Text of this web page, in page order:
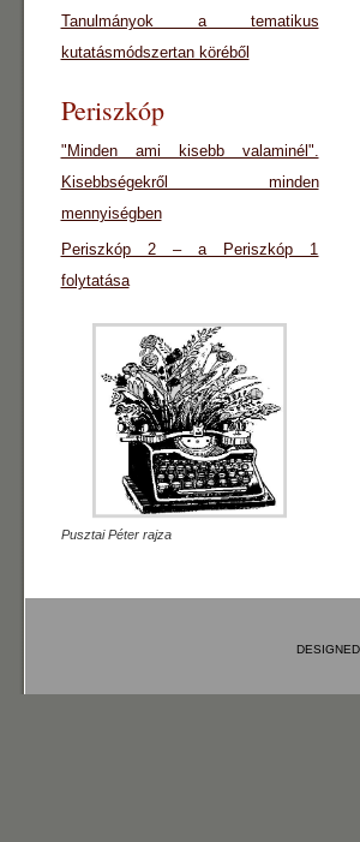
Tanulmányok a tematikus
kutatásmódszertan köréből
Periszkóp
"Minden ami kisebb valaminél".
Kisebbségekről minden
mennyiségben
Periszkóp 2 – a Periszkóp 1
folytatása
Pusztai Péter rajza